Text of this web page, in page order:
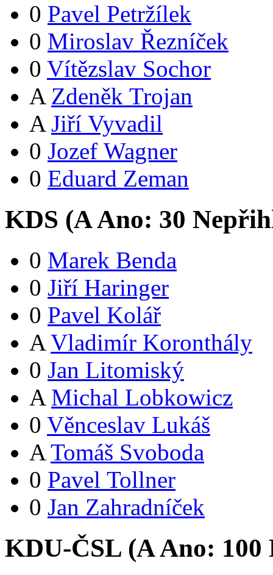
0 Pavel Petržílek
0 Miroslav Řezníček
0 Vítězslav Sochor
A Zdeněk Trojan
A Jiří Vyvadil
0 Jozef Wagner
0 Eduard Zeman
KDS (AAno: 30
0 Marek Benda
0 Jiří Haringer
0 Pavel Kolář
A Vladimír Koronthály
0 Jan Litomiský
A Michal Lobkowicz
0 Věnceslav Lukáš
A Tomáš Svoboda
0 Pavel Tollner
0 Jan Zahradníček
KDU-ČSL (AAno: 100